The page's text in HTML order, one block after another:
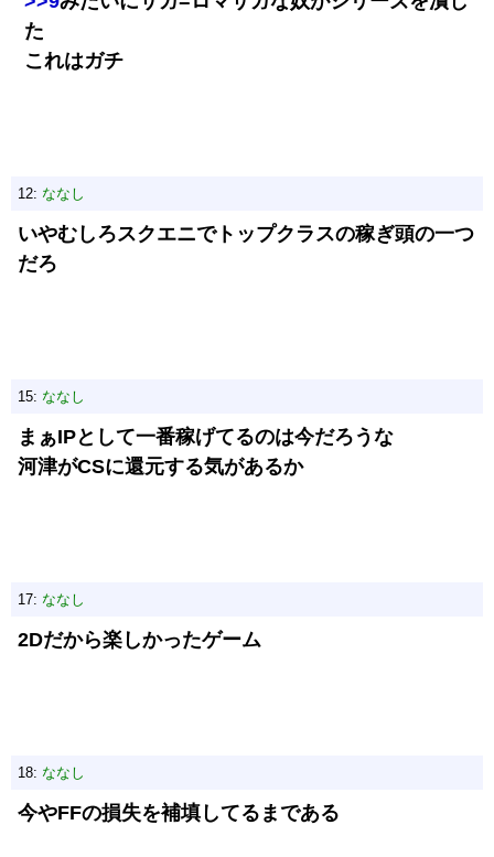
た
これはガチ
12: ななし
いやむしろスクエニでトップクラスの稼ぎ頭の一つ
だろ
15: ななし
まぁIPとして一番稼げてるのは今だろうな
河津がCSに還元する気があるか
17: ななし
2Dだから楽しかったゲーム
18: ななし
今やFFの損失を補填してるまである